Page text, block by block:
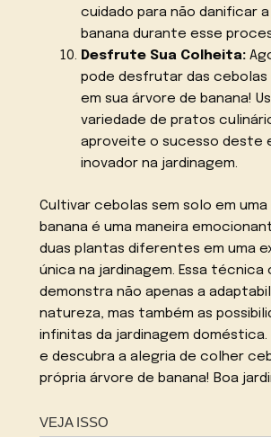
cuidado para não danificar
banana durante esse
Desfrute Sua Colheita:
pode desfrutar das cebolas
em sua árvore de banana!
variedade de pratos
aproveite o sucesso deste
inovador na jardinagem.
Cultivar cebolas sem solo em
banana é uma maneira
duas plantas diferentes em uma
única na jardinagem. Essa técnica
demonstra não apenas a
natureza, mas também as
infinitas da jardinagem doméstica.
e descubra a alegria de colher
própria árvore de banana! Boa